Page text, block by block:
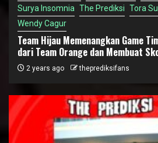
Surya Insomnia The Prediksi Tora
Wendy Cagur
Team Hijau Memenangkan Game
dari Team Orange dan Membuat
2 years ago theprediksifans